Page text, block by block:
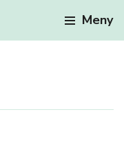
Meny